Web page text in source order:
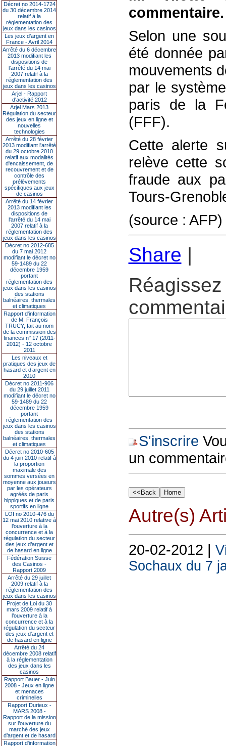
Décret no 2014-1724
du 30 décembre 2014
relatif à la
réglementation des
jeux dans les casinos
Les jeux d’argent en
France - Avril 2014
Arrêté du 6 décembre
2013 modifiant les
dispositions de
l’arrêté du 14 mai
2007 relatif à la
réglementation des
jeux dans les casinos
Arjel - Rapport
d'activité 2012
Arjel Mars 2013
Régulation du secteur
des jeux en ligne et
nouvelles
technologies
Arrêté du 28 février
2013 modifiant l'arrêté
du 29 octobre 2010
relatif aux modalités
d'encaissement, de
recouvrement et de
contrôle des
prélèvements
spécifiques aux jeux
de casinos
Arrêté du 14 février
2013 modifiant les
dispositions de
l'arrêté du 14 mai
2007 relatif à la
réglementation des
jeux dans les casinos
Décret no 2012-685
du 7 mai 2012
modifiant le décret no
59-1489 du 22
décembre 1959
portant
réglementation des
jeux dans les casinos
des stations
balnéaires, thermales
et climatiques
Rapport d'information
de M. François
TRUCY, fait au nom
de la commission des
finances n° 17 (2011-
2012) - 12 octobre
2011
Les niveaux et
pratiques des jeux de
hasard et d’argent en
2010
Décret no 2011-906
du 29 juillet 2011
modifiant le décret no
59-1489 du 22
décembre 1959
portant
réglementation des
jeux dans les casinos
des stations
balnéaires, thermales
et climatiques
Décret no 2010-605
du 4 juin 2010 relatif à
la proportion
maximale des
sommes versées en
moyenne aux joueurs
par les opérateurs
agréés de paris
hippiques et de paris
sportifs en ligne
LOI no 2010-476 du
12 mai 2010 relative à
l’ouverture à la
concurrence et à la
régulation du secteur
des jeux d’argent et
de hasard en ligne
Fédération Suisse
des Casinos -
Rapport 2009
Arrêté du 29 juillet
2009 relatif à la
réglementation des
jeux dans les casinos
Projet de Loi du 30
mars 2009 relatif à
l’ouverture à la
concurrence et à la
régulation du secteur
des jeux d’argent et
de hasard en ligne
Arrêté du 24
décembre 2008 relatif
à la réglementation
des jeux dans les
casinos
Rapport Bauer - Juin
2008 - Jeux en ligne
et menaces
criminelles
Rapport Durieux -
MARS 2008 -
Rapport de la mission
sur l’ouverture du
marché des jeux
d’argent et de hasard
Rapport d'information
commentaire.
Selon une
été donnée
mouvements
par le
paris de la
(FFF).
Cette alerte
relève cette
fraude aux
Tours-
(source : AFP)
Share |
S'inscrire
un
Autre(s)
20-02-2012 |
Sochaux du 7